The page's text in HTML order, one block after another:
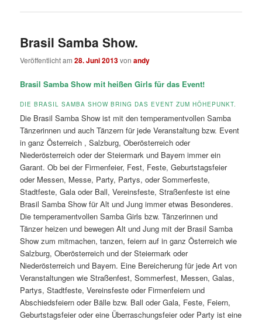
Brasil Samba Show.
Veröffentlicht am28. Juni 2013vonandy
Brasil Samba Show mit heißen Girls für das Event!
DIE BRASIL SAMBA SHOW BRING DAS EVENT ZUM HÖHEPUNKT.
Die Brasil Samba Show ist mit den temperamentvollen Samba
Tänzerinnen und auch Tänzern für jede Veranstaltung bzw. Event
in ganz Österreich , Salzburg, Oberösterreich oder
Niederösterreich oder der Steiermark und Bayern immer ein
Garant. Ob bei der Firmenfeier, Fest, Feste, Geburtstagsfeier
oder Messen, Messe, Party, Partys, oder Sommerfeste,
Stadtfeste, Gala oder Ball, Vereinsfeste, Straßenfeste ist eine
Brasil Samba Show für Alt und Jung immer etwas Besonderes.
Die temperamentvollen Samba Girls bzw. Tänzerinnen und
Tänzer heizen und bewegen Alt und Jung mit der Brasil Samba
Show zum mitmachen, tanzen, feiern auf in ganz Österreich wie
Salzburg, Oberösterreich und der Steiermark oder
Niederösterreich und Bayern. Eine Bereicherung für jede Art von
Veranstaltungen wie Straßenfest, Sommerfest, Messen, Galas,
Partys, Stadtfeste, Vereinsfeste oder Firmenfeiern und
Abschiedsfeiern oder Bälle bzw. Ball oder Gala, Feste, Feiern,
Geburtstagsfeier oder eine Überraschungsfeier oder Party ist eine